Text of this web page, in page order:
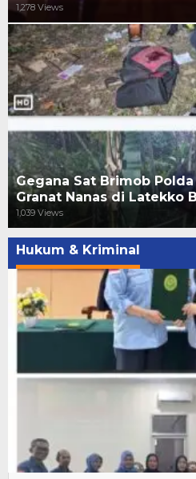
1,278 Views
Gegana Sat Brimob
Granat Nanas di Latekko
1,039 Views
Hukum & Kriminal